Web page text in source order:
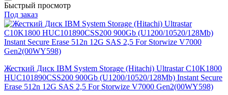
Быстрый просмотр
Под заказ
Жесткий Диск IBM System Storage (Hitachi) Ultrastar C10K1800
HUC101890CSS200 900Gb (U1200/10520/128Mb) Instant Secure
Erase 512n 12G SAS 2,5 For Storwize V7000 Gen2(00WY598)